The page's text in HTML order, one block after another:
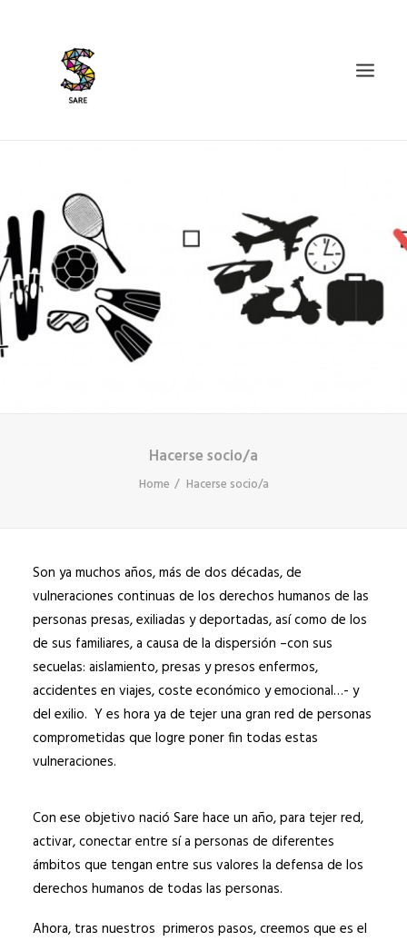
ZER DA SARE?
BAZKIDETU
BERRIAK
AGENDA
Hacerse socio/a
Home Hacerse socio/a
Son ya muchos años, más de dos décadas, de
vulneraciones continuas de los derechos humanos de las
personas presas, exiliadas y deportadas, así como de los
de sus familiares, a causa de la dispersión –con sus
secuelas: aislamiento, presas y presos enfermos,
accidentes en viajes, coste económico y emocional…- y
del exilio. Y es hora ya de tejer una gran red de personas
comprometidas que logre poner fin todas estas
vulneraciones.
Con ese objetivo nació Sare hace un año, para tejer red,
activar, conectar entre sí a personas de diferentes
ámbitos que tengan entre sus valores la defensa de los
derechos humanos de todas las personas.
Ahora, tras nuestros primeros pasos, creemos que es el